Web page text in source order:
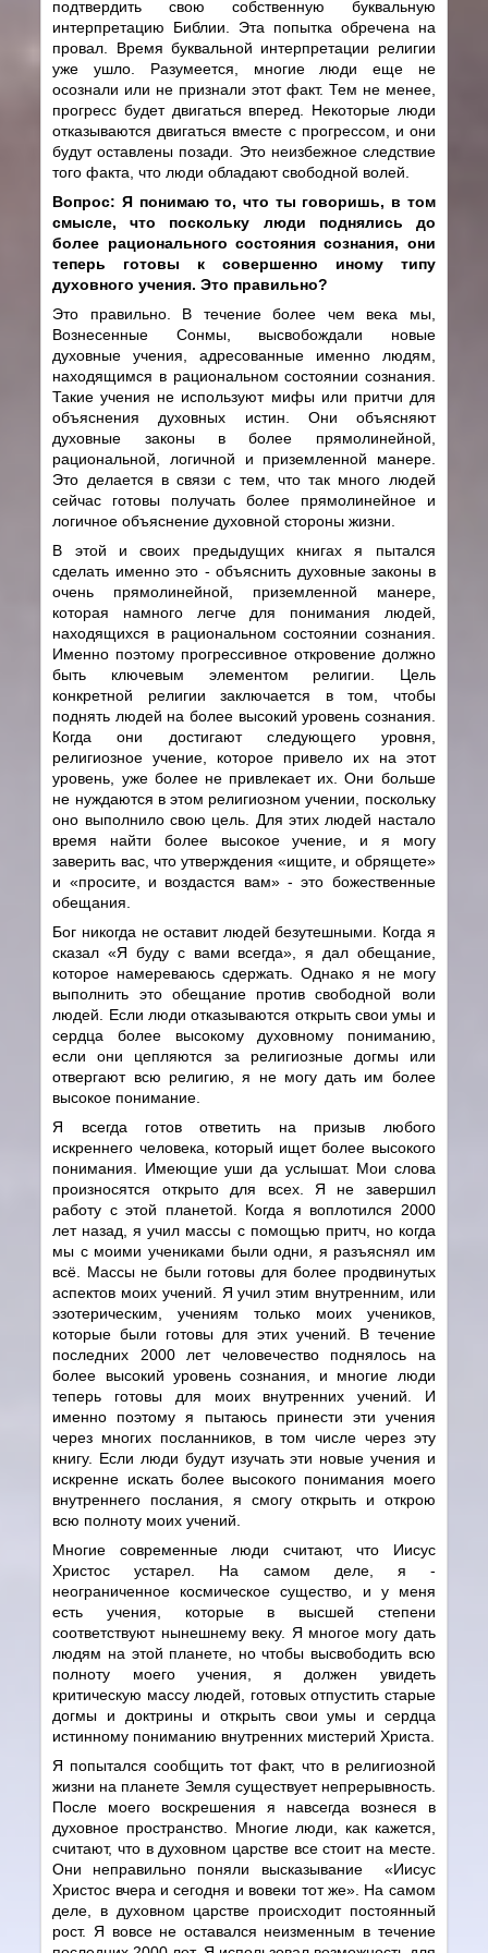
подтвердить свою собственную буквальную
интерпретацию Библии. Эта попытка обречена на
провал. Время буквальной интерпретации религии
уже ушло. Разумеется, многие люди еще не
осознали или не признали этот факт. Тем не менее,
прогресс будет двигаться вперед. Некоторые люди
отказываются двигаться вместе с прогрессом, и они
будут оставлены позади. Это неизбежное следствие
того факта, что люди обладают свободной волей.
Вопрос: Я понимаю то, что ты говоришь, в том
смысле, что поскольку люди поднялись до
более рационального состояния сознания, они
теперь готовы к совершенно иному типу
духовного учения. Это правильно?
Это правильно. В течение более чем века мы,
Вознесенные Сонмы, высвобождали новые
духовные учения, адресованные именно людям,
находящимся в рациональном состоянии сознания.
Такие учения не используют мифы или притчи для
объяснения духовных истин. Они объясняют
духовные законы в более прямолинейной,
рациональной, логичной и приземленной манере.
Это делается в связи с тем, что так много людей
сейчас готовы получать более прямолинейное и
логичное объяснение духовной стороны жизни.
В этой и своих предыдущих книгах я пытался
сделать именно это - объяснить духовные законы в
очень прямолинейной, приземленной манере,
которая намного легче для понимания людей,
находящихся в рациональном состоянии сознания.
Именно поэтому прогрессивное откровение должно
быть ключевым элементом религии. Цель
конкретной религии заключается в том, чтобы
поднять людей на более высокий уровень сознания.
Когда они достигают следующего уровня,
религиозное учение, которое привело их на этот
уровень, уже более не привлекает их. Они больше
не нуждаются в этом религиозном учении, поскольку
оно выполнило свою цель. Для этих людей настало
время найти более высокое учение, и я могу
заверить вас, что утверждения «ищите, и обрящете»
и «просите, и воздастся вам» - это божественные
обещания.
Бог никогда не оставит людей безутешными. Когда я
сказал «Я буду с вами всегда», я дал обещание,
которое намереваюсь сдержать. Однако я не могу
выполнить это обещание против свободной воли
людей. Если люди отказываются открыть свои умы и
сердца более высокому духовному пониманию,
если они цепляются за религиозные догмы или
отвергают всю религию, я не могу дать им более
высокое понимание.
Я всегда готов ответить на призыв любого
искреннего человека, который ищет более высокого
понимания. Имеющие уши да услышат. Мои слова
произносятся открыто для всех. Я не завершил
работу с этой планетой. Когда я воплотился 2000
лет назад, я учил массы с помощью притч, но когда
мы с моими учениками были одни, я разъяснял им
всё. Массы не были готовы для более продвинутых
аспектов моих учений. Я учил этим внутренним, или
эзотерическим, учениям только моих учеников,
которые были готовы для этих учений. В течение
последних 2000 лет человечество поднялось на
более высокий уровень сознания, и многие люди
теперь готовы для моих внутренних учений. И
именно поэтому я пытаюсь принести эти учения
через многих посланников, в том числе через эту
книгу. Если люди будут изучать эти новые учения и
искренне искать более высокого понимания моего
внутреннего послания, я смогу открыть и открою
всю полноту моих учений.
Многие современные люди считают, что Иисус
Христос устарел. На самом деле, я -
неограниченное космическое существо, и у меня
есть учения, которые в высшей степени
соответствуют нынешнему веку. Я многое могу дать
людям на этой планете, но чтобы высвободить всю
полноту моего учения, я должен увидеть
критическую массу людей, готовых отпустить старые
догмы и доктрины и открыть свои умы и сердца
истинному пониманию внутренних мистерий Христа.
Я попытался сообщить тот факт, что в религиозной
жизни на планете Земля существует непрерывность.
После моего воскрешения я навсегда вознеся в
духовное пространство. Многие люди, как кажется,
считают, что в духовном царстве все стоит на месте.
Они неправильно поняли высказывание «Иисус
Христос вчера и сегодня и вовеки тот же». На самом
деле, в духовном царстве происходит постоянный
рост. Я вовсе не оставался неизменным в течение